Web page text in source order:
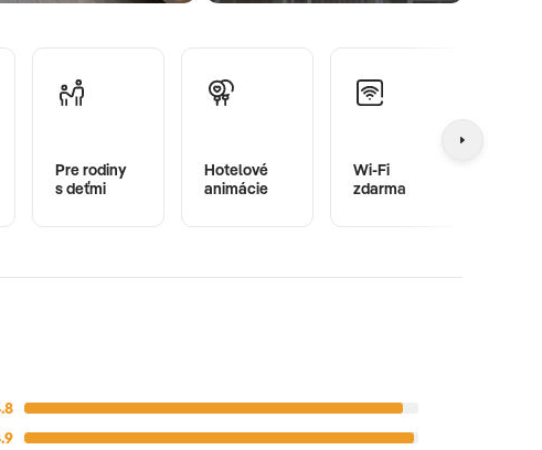
Pre rodiny
s deťmi
Hotelové
animácie
Wi-Fi
zdarma